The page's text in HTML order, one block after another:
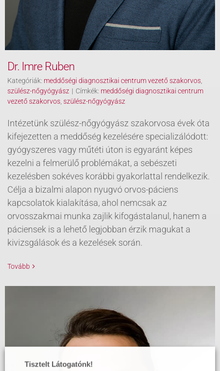
Dr. Imre Ruben
Kategóriák: meddőségi diagnosztikai centrum vezető szakorvos
szülész-nőgyógyász | Címkék: meddőségi diagnosztikai centrum
vezető szakorvos szülész-nőgyógyász
Intézetünk szülész-nőgyógyász szakorvosa évek óta
kifejezetten a meddőség kezelésére specializálódott:
gyógyszeres vagy műtéti úton is egyaránt képes
kezelni a felmerülő problémákat, a sebészeti
kezelésben sokéves korábbi gyakorlattal rendelkezik.
Célja a bizalmi alapon nyugvó orvos-páciens
kapcsolatok kialakítása, ahol nemcsak az
orvosszakmai munka zajlik kifogástalanul, hanem a
páciensek is a lehető legjobban érzik magukat a
kivizsgálások és a kezelések során.
Tovább
Tisztelt Látogatónk!